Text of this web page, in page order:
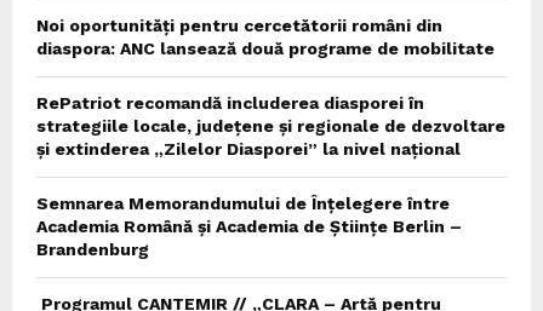
Noi oportunități pentru cercetătorii români din
diaspora: ANC lansează două programe de mobilitate
RePatriot recomandă includerea diasporei în
strategiile locale, județene și regionale de dezvoltare
și extinderea „Zilelor Diasporei” la nivel național
Semnarea Memorandumului de Înțelegere între
Academia Română și Academia de Științe Berlin –
Brandenburg
Programul CANTEMIR // „CLARA – Artă pentru